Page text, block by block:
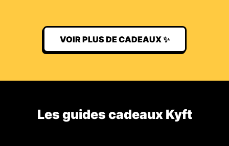
VOIR PLUS DE CADEAUX ✨
Les guides cadeaux Kyft​